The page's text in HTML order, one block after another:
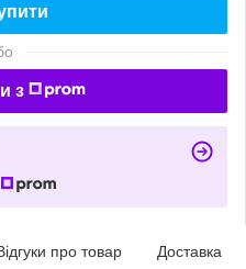
з
про товар Доставка